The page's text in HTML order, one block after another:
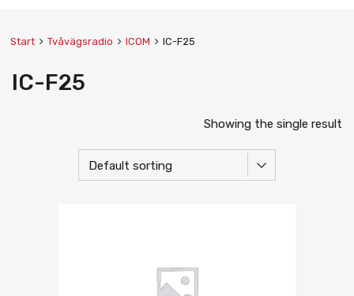
Start Tvåvägsradio ICOM IC-F25
IC-F25
Showing the single result